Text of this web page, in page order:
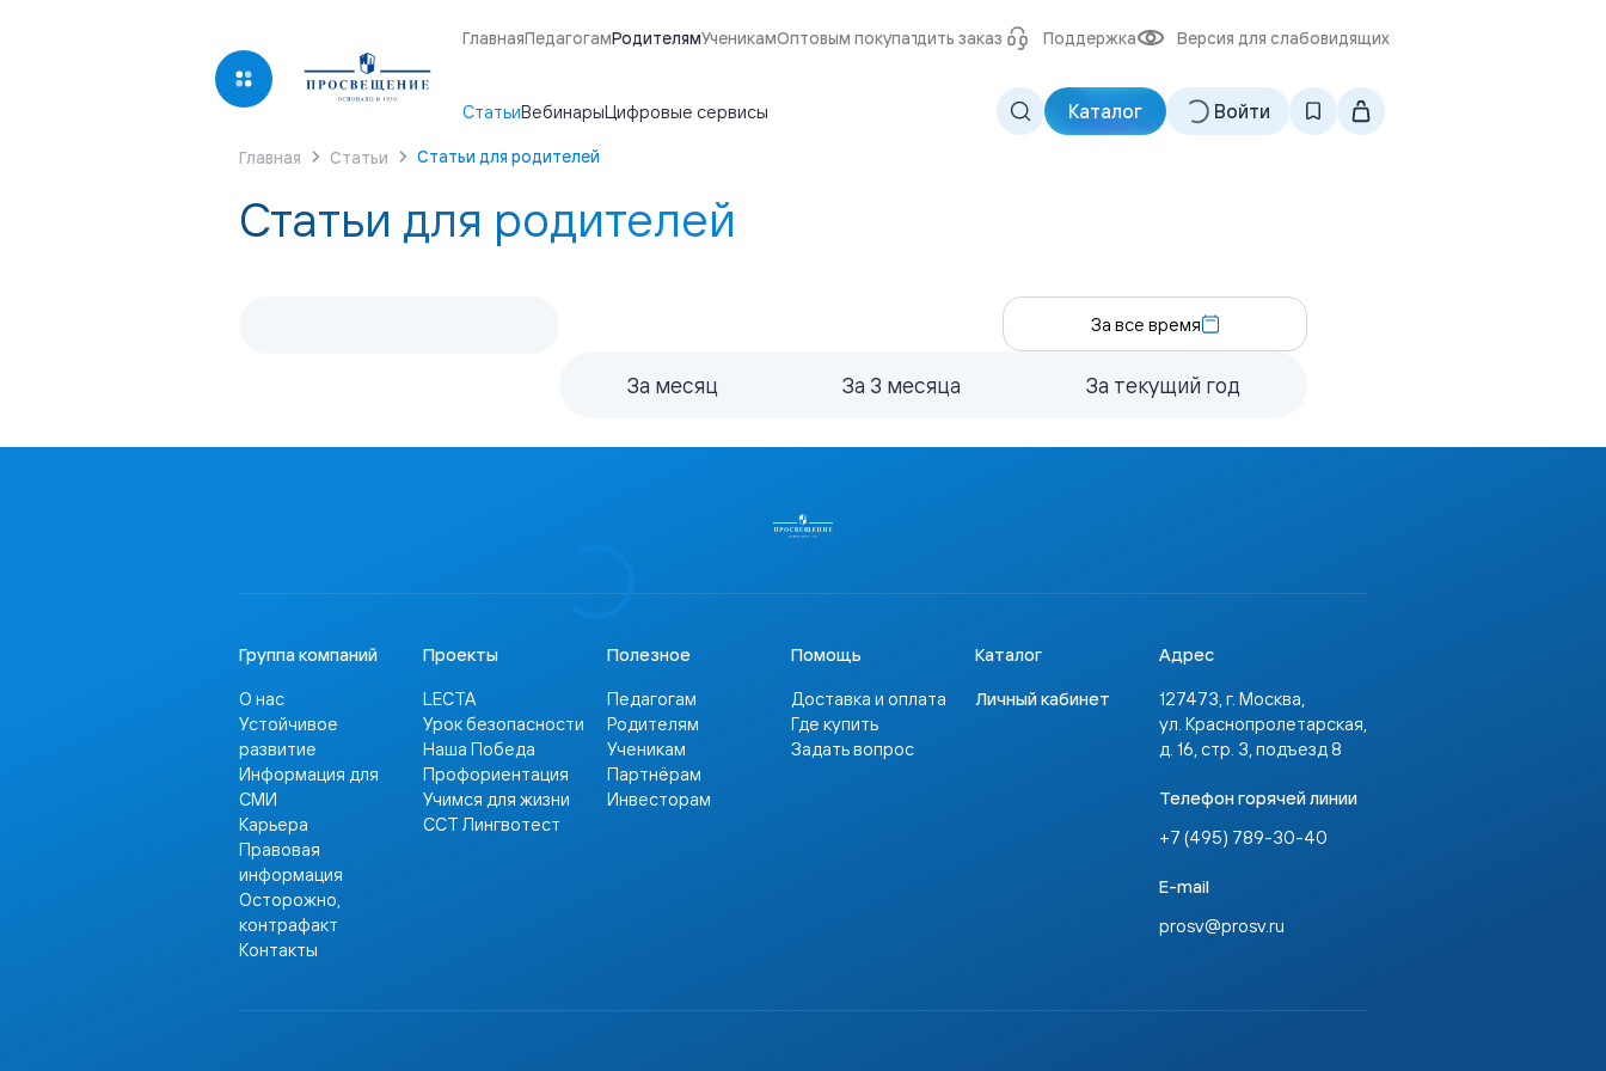
ГлавнаяПедагогамРодителямУченикамОптовым покупателямО нас
Отследить заказ Поддержка Версия для слабовидящих
CтатьиВебинарыЦифровые сервисы Каталог Войти
Главная Статьи Статьи для родителей
Статьи для родителей
За месяц За 3 месяца За текущий год
За все время
Группа компаний
О нас
Устойчивое
развитие
Информация для
СМИ
Карьера
Правовая
информация
Осторожно,
контрафакт
Контакты
Проекты
LECTA
Урок безопасности
Наша Победа
Профориентация
Учимся для жизни
ССТ Лингвотест
Полезное
Педагогам
Родителям
Ученикам
Партнёрам
Инвесторам
Помощь
Доставка и оплата
Где купить
Задать вопрос
Каталог
Личный кабинет
Адрес
127473, г. Москва,
ул. Краснопролетарская,
д. 16, стр. 3, подъезд 8
Телефон горячей линии
+7 (495) 789-30-40
E-mail
prosv@prosv.ru